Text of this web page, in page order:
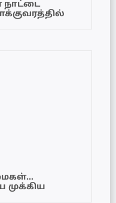
நாட்டை